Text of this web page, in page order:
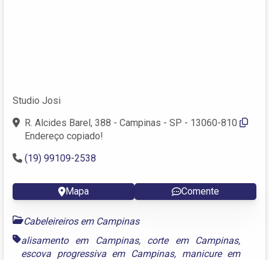
Studio Josi
R. Alcides Barel, 388 - Campinas - SP - 13060-810
Endereço copiado!
(19) 99109-2538
Mapa Comente
Cabeleireiros em Campinas
alisamento em Campinas, corte em Campinas,
escova progressiva em Campinas, manicure em